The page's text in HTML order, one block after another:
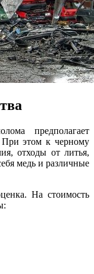
предполагает
При этом к черному
отходы от литья,
медь и различные
На стоимость